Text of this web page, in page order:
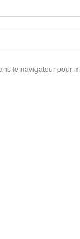
le navigateur pour